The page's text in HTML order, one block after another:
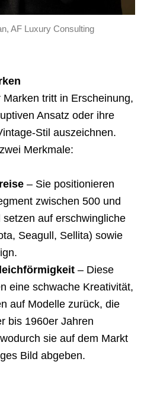
AF Luxury Consulting
tritt in Erscheinung,
Ansatz oder ihre
Stil auszeichnen.
Merkmale:
– Sie positionieren
zwischen 500 und
setzen auf erschwingliche
Seagull, Sellita) sowie
– Diese
eine schwache Kreativität,
auf Modelle zurück, die
bis 1960er Jahren
sie auf dem Markt
Bild abgeben.